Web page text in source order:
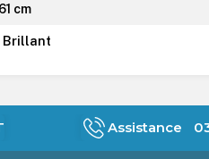
cm
Brillant
Assistance 03